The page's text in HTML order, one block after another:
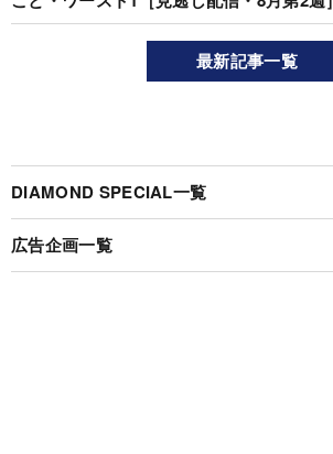
最新記事一覧
DIAMOND SPECIAL一覧
広告企画一覧